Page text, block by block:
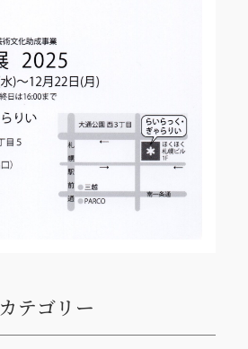
カテゴリー